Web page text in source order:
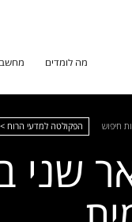
מה לומדים
חיפוש הפקולטה למדעי הרוח >
שני